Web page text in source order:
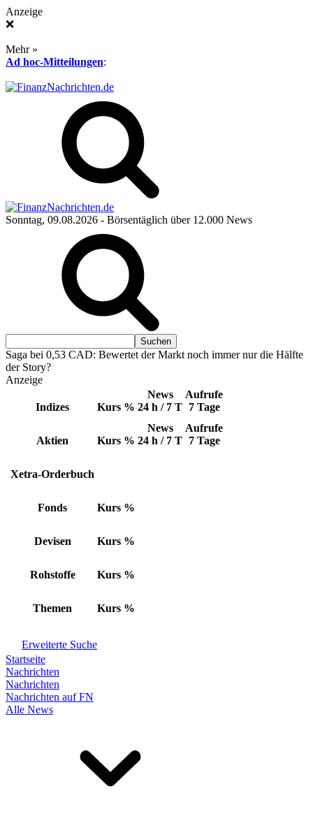
Anzeige
❌
Mehr »
Ad hoc-Mitteilungen:
Sonntag, 09.08.2026 - Börsentäglich über 12.000 News
Saga bei 0,53 CAD: Bewertet der Markt noch immer nur die Hälfte
der Story?
Anzeige
Indizes Kurs %
News
24 h / 7 T
Aufrufe
7 Tage
Aktien Kurs %
News
24 h / 7 T
Aufrufe
7 Tage
Xetra-Orderbuch
Fonds Kurs %
Devisen Kurs %
Rohstoffe Kurs %
Themen Kurs %
Erweiterte Suche
Startseite
Nachrichten
Nachrichten
Nachrichten auf FN
Alle News